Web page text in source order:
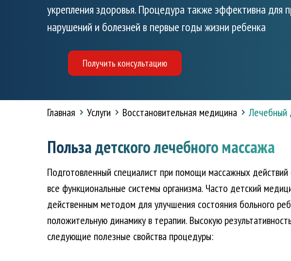
укрепления здоровья. Процедура также эффективна для
нарушений и болезней в первые годы жизни ребенка
Получить консультацию
Главная Услуги Восстановительная медицина Лечебный
Польза детского лечебного массажа
Подготовленный специалист при помощи массажных действий
все функциональные системы организма. Часто детский
действенным методом для улучшения состояния больного
положительную динамику в терапии. Высокую
следующие полезные свойства процедуры: